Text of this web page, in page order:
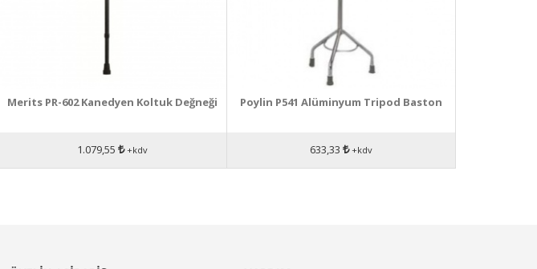
Merits PR-602 Kanedyen Koltuk Değneği
1.079,55 +kdv
Poylin P541 Alüminyum Tripod Baston
633,33 +kdv